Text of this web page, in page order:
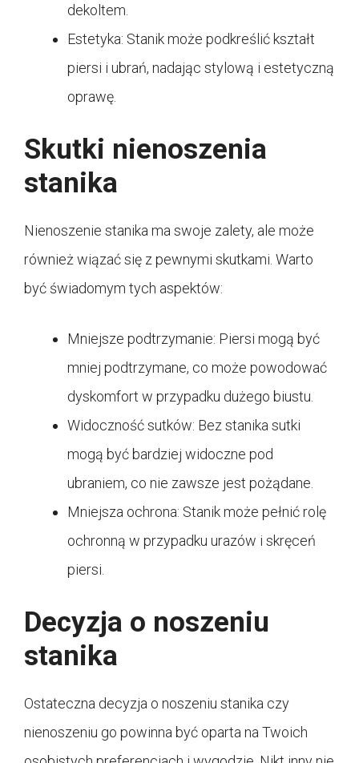
dekoltem.
Estetyka: Stanik może podkreślić kształt
piersi i ubrań, nadając stylową i estetyczną
oprawę.
Skutki nienoszenia
stanika
Nienoszenie stanika ma swoje zalety, ale może
również wiązać się z pewnymi skutkami. Warto
być świadomym tych aspektów:
Mniejsze podtrzymanie: Piersi mogą być
mniej podtrzymane, co może powodować
dyskomfort w przypadku dużego biustu.
Widoczność sutków: Bez stanika sutki
mogą być bardziej widoczne pod
ubraniem, co nie zawsze jest pożądane.
Mniejsza ochrona: Stanik może pełnić rolę
ochronną w przypadku urazów i skręceń
piersi.
Decyzja o noszeniu
stanika
Ostateczna decyzja o noszeniu stanika czy
nienoszeniu go powinna być oparta na Twoich